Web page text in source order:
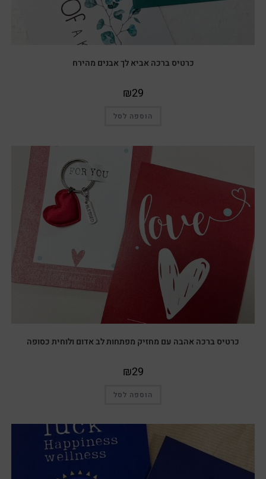
כרטיס ברכה אביא לך אבנים מהירח
₪29
הוספה לסל
כרטיס ברכה אהבה עם מחזיק מפתחות לב אדום ולוחית כסופה
₪29
הוספה לסל